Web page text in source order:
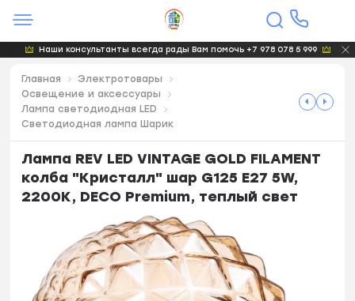
Наши консультанты всегда рады Вам помочь +7 978 078 5 999
Главная
Электротовары
Освещение и аксессуары
Лампа светодиодная LED
Светодиодная лампа Шарик
Лампа REV LED VINTAGE GOLD FILAMENT
колба "Кристалл" шар G125 E27 5W,
2200K, DECO Premium, теплый свет